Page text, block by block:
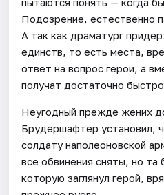
Подозрение, естественно
А так как драматург
единств, то есть места,
ответ на вопрос герои, а
получат достаточно
Неугодный прежде жених
Брудершафтер установил,
солдату наполеоновской
все обвинения сняты, но та
которую заглянул герой,